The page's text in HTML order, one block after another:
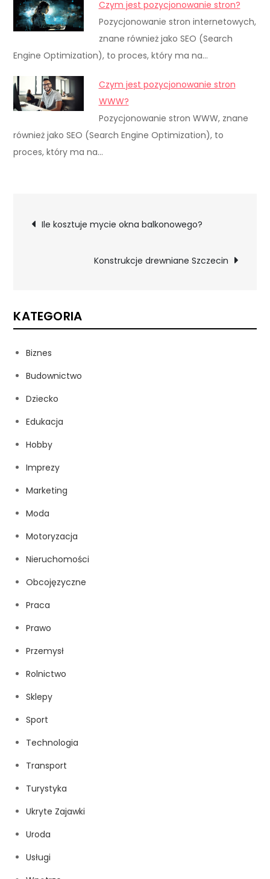
Czym jest pozycjonowanie stron?
Pozycjonowanie stron internetowych,
znane również jako SEO (Search
Engine Optimization), to proces, który ma na…
Czym jest pozycjonowanie stron
WWW?
Pozycjonowanie stron WWW, znane
również jako SEO (Search Engine Optimization), to
proces, który ma na…
Nawigacja
wpisu
Ile kosztuje mycie okna balkonowego?
Konstrukcje drewniane Szczecin
KATEGORIA
Biznes
Budownictwo
Dziecko
Edukacja
Hobby
Imprezy
Marketing
Moda
Motoryzacja
Nieruchomości
Obcojęzyczne
Praca
Prawo
Przemysł
Rolnictwo
Sklepy
Sport
Technologia
Transport
Turystyka
Ukryte Zajawki
Uroda
Usługi